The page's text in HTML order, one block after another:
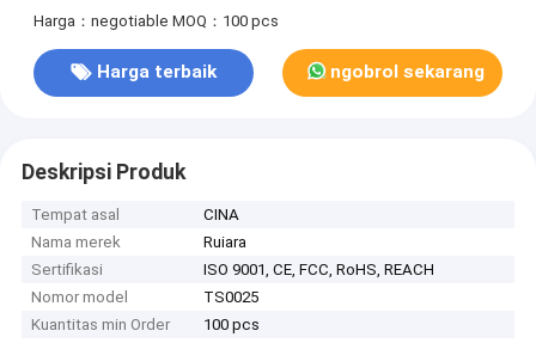
DVD Soundbar
Harga：negotiable MOQ：100 pcs
Harga terbaik ngobrol sekarang
Deskripsi Produk
Tempat asal
CINA
Nama merek
Ruiara
Sertifikasi
ISO 9001, CE, FCC, RoHS, REACH
Nomor model
TS0025
Kuantitas min Order
100 pcs